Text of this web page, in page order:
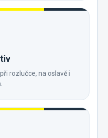
rozlučce, na oslavě i